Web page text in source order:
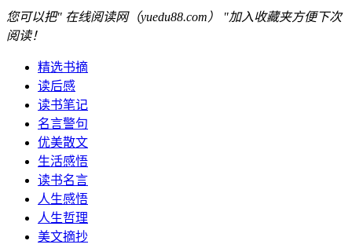
您可以把" 在线阅读网（yuedu88.com） "加入收藏夹方便下次
阅读！
精选书摘
读后感
读书笔记
名言警句
优美散文
生活感悟
读书名言
人生感悟
人生哲理
美文摘抄